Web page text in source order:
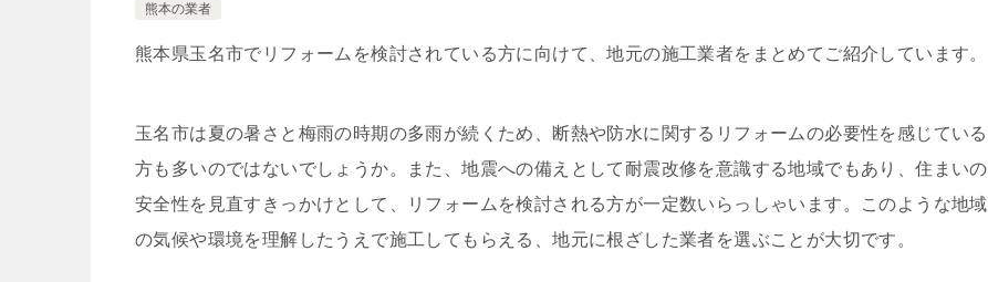
熊本の業者
熊本県玉名市でリフォームを検討されている方に向けて、地元の施工業者をまとめてご紹介しています。
玉名市は夏の暑さと梅雨の時期の多雨が続くため、断熱や防水に関するリフォームの必要性を感じている
方も多いのではないでしょうか。また、地震への備えとして耐震改修を意識する地域でもあり、住まいの
安全性を見直すきっかけとして、リフォームを検討される方が一定数いらっしゃいます。このような地域
の気候や環境を理解したうえで施工してもらえる、地元に根ざした業者を選ぶことが大切です。